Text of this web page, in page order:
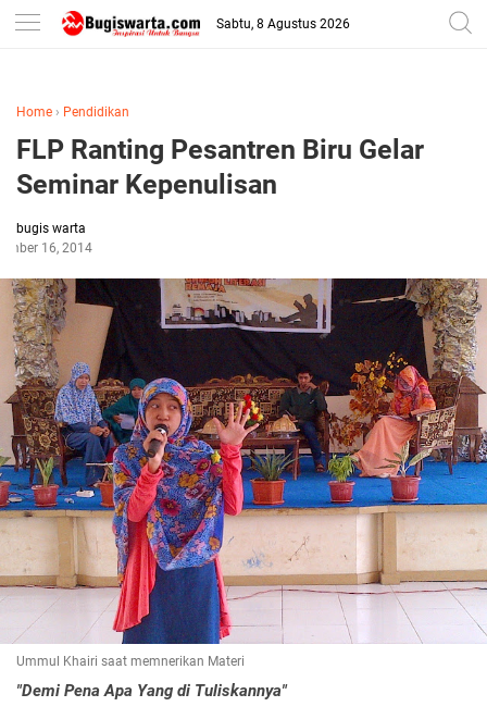
-->
Sabtu, 8 Agustus 2026
Home › Pendidikan
FLP Ranting Pesantren Biru Gelar
Seminar Kepenulisan
bugis warta
16, 2014
Ummul Khairi saat memnerikan Materi
"Demi Pena Apa Yang di Tuliskannya"